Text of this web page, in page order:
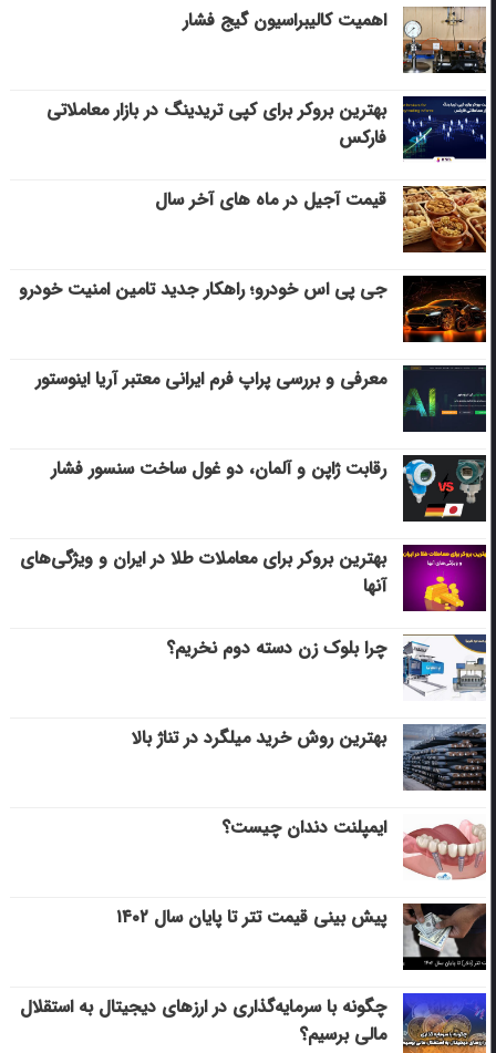
اهمیت کالیبراسیون گیج فشار
بهترین بروکر برای کپی‌ تریدینگ در بازار معاملاتی
فارکس
قیمت آجیل در ماه های آخر سال
جی پی اس خودرو؛ راهکار جدید تامین امنیت خودرو
معرفی و بررسی پراپ فرم ایرانی معتبر آریا اینوستور
رقابت ژاپن و آلمان، دو غول ساخت سنسور فشار
بهترین بروکر برای معاملات طلا در ایران و ویژگی‌های
آنها
چرا بلوک زن دسته دوم نخریم؟
بهترین روش خرید میلگرد در تناژ بالا
ایمپلنت دندان چیست؟
پیش بینی قیمت تتر تا پایان سال ۱۴۰۲
چگونه با سرمایه‌گذاری در ارزهای دیجیتال به استقلال
مالی برسیم؟